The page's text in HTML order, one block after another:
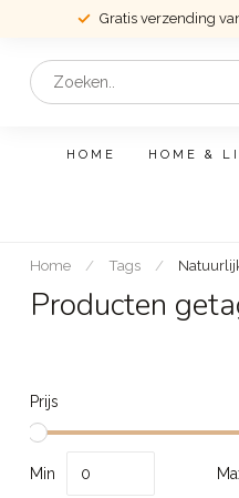
Gratis verzending
HOME HOME &
Home / Tags /
Producten
Prijs
Min